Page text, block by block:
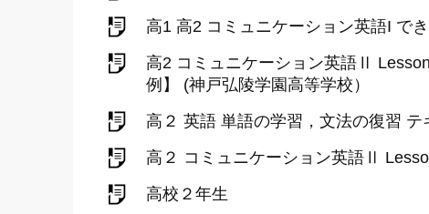
高1 高2 コミュニケーション英語I で
高2 コミュニケーション英語Ⅱ
例】 (神戸弘陵学園高等学校）
高２ 英語 単語の学習，文法の復習
高２ コミュニケーション英語Ⅱ
高校２年生